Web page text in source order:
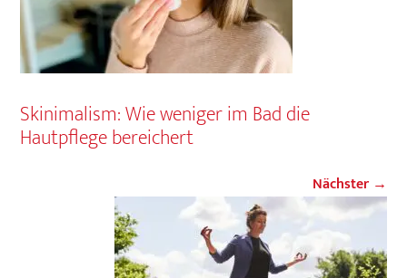
Skinimalism: Wie weniger im Bad die
Hautpflege bereichert
Nächster →